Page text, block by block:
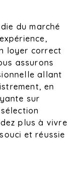
du marché
loyer correct
assurons
allant
en
sur
plus à vivre
et réussie